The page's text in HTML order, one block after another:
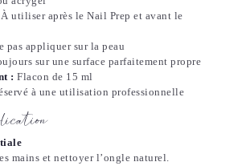
À utiliser après le Nail Prep et avant le
pas appliquer sur la peau
sur une surface parfaitement propre
: Flacon de 15 ml
à une utilisation professionnelle
mains et nettoyer l’ongle naturel.